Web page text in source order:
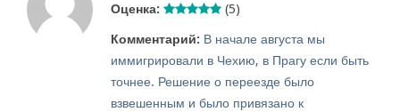
Оценка: (5)
Комментарий: В начале августа мы
иммигрировали в Чехию, в Прагу если быть
точнее. Решение о переезде было
взвешенным и было привязано к